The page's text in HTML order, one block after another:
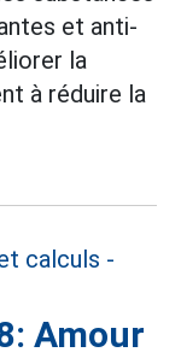
et anti-
la
à réduire la
Amour